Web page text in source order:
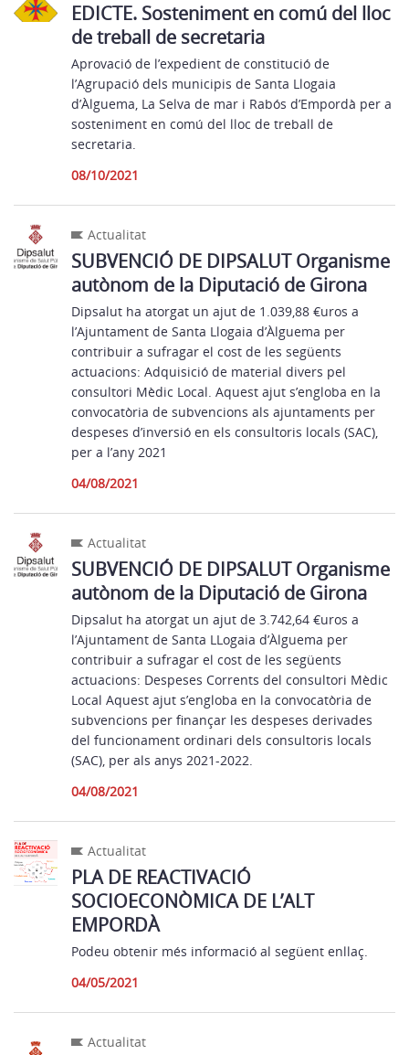
EDICTE. Sosteniment en comú del lloc
de treball de secretaria
Aprovació de l’expedient de constitució de
l’Agrupació dels municipis de Santa Llogaia
d’Àlguema, La Selva de mar i Rabós d’Empordà per a
sosteniment en comú del lloc de treball de
secretaria.
08/10/2021
Actualitat
SUBVENCIÓ DE DIPSALUT Organisme
autònom de la Diputació de Girona
Dipsalut ha atorgat un ajut de 1.039,88 €uros a
l’Ajuntament de Santa Llogaia d’Àlguema per
contribuir a sufragar el cost de les següents
actuacions: Adquisició de material divers pel
consultori Mèdic Local. Aquest ajut s’engloba en la
convocatòria de subvencions als ajuntaments per
despeses d’inversió en els consultoris locals (SAC),
per a l’any 2021
04/08/2021
Actualitat
SUBVENCIÓ DE DIPSALUT Organisme
autònom de la Diputació de Girona
Dipsalut ha atorgat un ajut de 3.742,64 €uros a
l’Ajuntament de Santa LLogaia d’Àlguema per
contribuir a sufragar el cost de les següents
actuacions: Despeses Corrents del consultori Mèdic
Local Aquest ajut s’engloba en la convocatòria de
subvencions per finançar les despeses derivades
del funcionament ordinari dels consultoris locals
(SAC), per als anys 2021-2022.
04/08/2021
Actualitat
PLA DE REACTIVACIÓ
SOCIOECONÒMICA DE L’ALT
EMPORDÀ
Podeu obtenir més informació al següent enllaç.
04/05/2021
Actualitat